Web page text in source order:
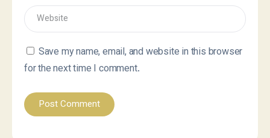
Save my name, email, and website in this browser
for the next time I comment.